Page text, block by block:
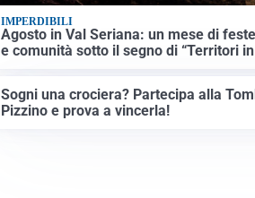
IMPERDIBILI
Agosto in Val Seriana: un mese di
e comunità sotto il segno di “Territori
Sogni una crociera? Partecipa alla
Pizzino e prova a vincerla!